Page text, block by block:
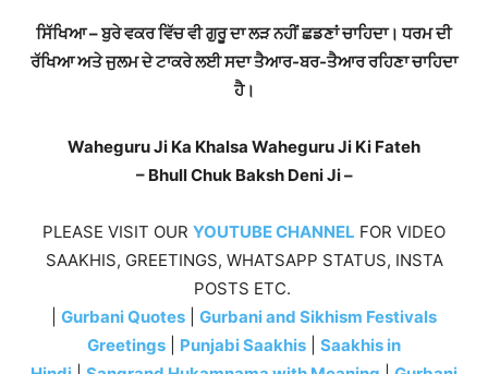
ਸਿੱਖਿਆ – ਬੁਰੇ ਵਕਰ ਵਿੱਚ ਵੀ ਗੁਰੂ ਦਾ ਲੜ ਨਹੀਂ ਛਡਣਾਂ ਚਾਹਿਦਾ। ਧਰਮ ਦੀ
ਰੱਖਿਆ ਅਤੇ ਜੁਲਮ ਦੇ ਟਾਕਰੇ ਲਈ ਸਦਾ ਤੈਆਰ-ਬਰ-ਤੈਆਰ ਰਹਿਣਾ ਚਾਹਿਦਾ
ਹੈ।
Waheguru Ji Ka Khalsa Waheguru Ji Ki Fateh
– Bhull Chuk Baksh Deni Ji –
PLEASE VISIT OUR YOUTUBE CHANNEL FOR VIDEO
SAAKHIS, GREETINGS, WHATSAPP STATUS, INSTA
POSTS ETC.
Gurbani Quotes
Gurbani and Sikhism Festivals
Greetings
Punjabi Saakhis
Saakhis in